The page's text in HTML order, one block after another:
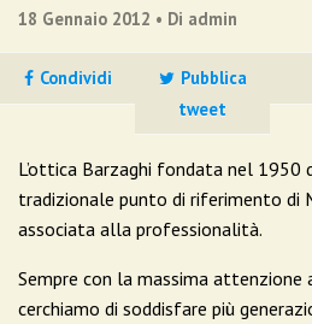
18 Gennaio 2012 • Di admin
Condividi
Pubblica
tweet
L’ottica Barzaghi fondata nel 1950
tradizionale punto di riferimento di
associata alla professionalità.
Sempre con la massima attenzione
cerchiamo di soddisfare più